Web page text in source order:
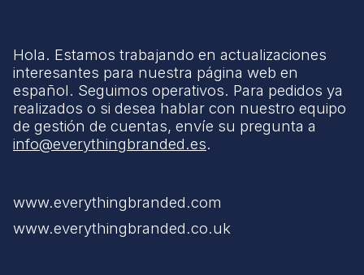
Hola. Estamos trabajando en actualizaciones
interesantes para nuestra página web en
español. Seguimos operativos. Para pedidos ya
realizados o si desea hablar con nuestro equipo
de gestión de cuentas, envíe su pregunta a
info@everythingbranded.es.
www.everythingbranded.com
www.everythingbranded.co.uk